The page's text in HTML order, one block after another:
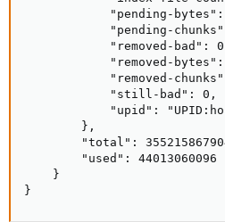
"pending-bytes":
"pending-
"removed-bad":
"removed-bytes":
"removed-
            "still-bad": 0,
"upid":
        },
"total":
        "used": 44013060096
    }
}